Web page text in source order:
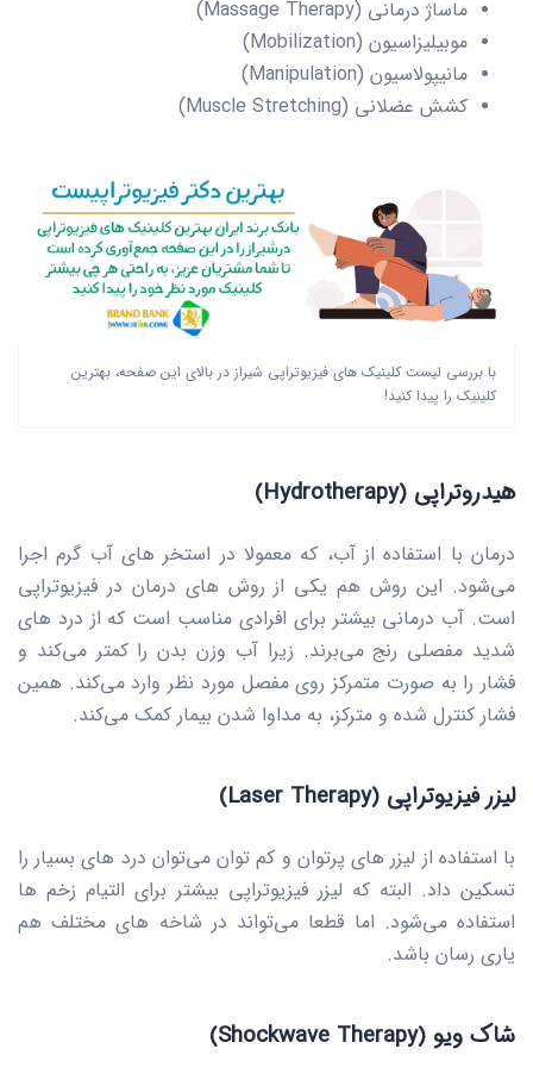
ماساژ درمانی (Massage Therapy)
موبیلیزاسیون (Mobilization)
مانیپولاسیون (Manipulation)
کشش عضلانی (Muscle Stretching)
با بررسی لیست کلینیک های فیزیوتراپی شیراز در بالای این صفحه، بهترین
کلینیک را پیدا کنید!
هیدروتراپی (Hydrotherapy)
درمان با استفاده از آب، که معمولا در استخر های آب گرم اجرا
می‌شود. این روش هم یکی از روش های درمان در فیزیوتراپی
است. آب درمانی بیشتر برای افرادی مناسب است که از درد های
شدید مفصلی رنج می‌برند. زیرا آب وزن بدن را کمتر می‌کند و
فشار را به صورت متمرکز روی مفصل مورد نظر وارد می‌کند. همین
فشار کنترل شده و مترکز، به مداوا شدن بیمار کمک می‌کند.
لیزر فیزیوتراپی (Laser Therapy)
با استفاده از لیزر های پرتوان و کم توان می‌توان درد های بسیار را
تسکین داد. البته که لیزر فیزیوتراپی بیشتر برای التیام زخم ها
استفاده می‌شود. اما قطعا می‌تواند در شاخه های مختلف هم
یاری رسان باشد.
شاک ویو (Shockwave Therapy)